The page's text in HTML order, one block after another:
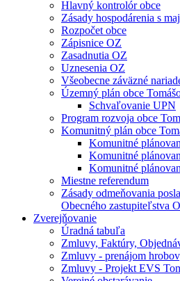
Hlavný kontrolór obce
Zásady hospodárenia s
Rozpočet obce
Zápisnice OZ
Zasadnutia OZ
Uznesenia OZ
Všeobecne záväzné
Územný plán obce
Schvaľovanie UPN
Program rozvoja obce
Komunitný plán obce
Komunitné
Komunitné
Komunitné
Miestne referendum
Zásady odmeňovania
Obecného zastupiteľstva
Zverejňovanie
Úradná tabuľa
Zmluvy, Faktúry,
Zmluvy - prenájom
Zmluvy - Projekt EVS